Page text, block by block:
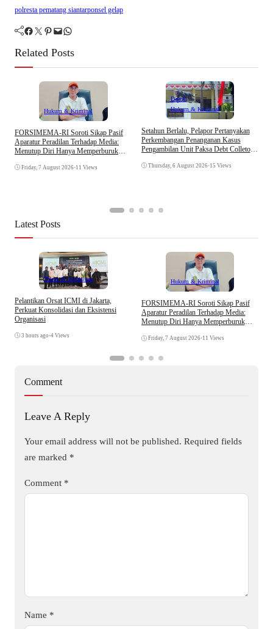
polresta pematang siantarponsel gelap
Facebook Twitter Pinterest Mail WhatsApp
Related Posts
Hukum & Kriminal
​FORSIMEMA-RI Soroti Sikap Pasif
Aparatur Peradilan Terhadap Media:
Menutup Diri Hanya Memperburuk
Friday, 7 August 2026•11 Views
Daerah
Hukum & Kriminal
Setahun Berlalu, Pelapor Pertanyakan
Perkembangan Penanganan Kasus
Pengambilan Unit Paksa Debt Colletor
Thursday, 6 August 2026•15 Views
Latest Posts
Tokoh & Organisasi
Pelantikan Orsat ICMI di Jakarta,
Perkuat Konsolidasi dan Eksistensi
Organisasi
3 hours ago •4 Views
Hukum & Kriminal
​FORSIMEMA-RI Soroti Sikap Pasif
Aparatur Peradilan Terhadap Media:
Menutup Diri Hanya Memperburuk
Friday, 7 August 2026•11 Views
Comment
Leave A Reply
Your email address will not be published. Required fields
are marked *
Comment *
Name *